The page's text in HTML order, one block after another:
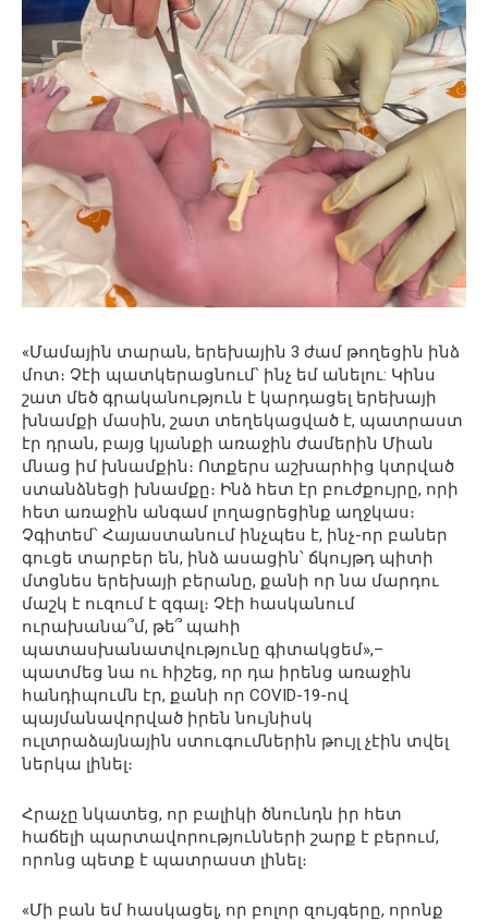
«Մամային տարան, երեխային 3 ժամ թողեցին ինձ
մոտ։ Չէի պատկերացնում՝ ինչ եմ անելու: Կինս
շատ մեծ գրականություն է կարդացել երեխայի
խնամքի մասին, շատ տեղեկացված է, պատրաստ
էր դրան, բայց կյանքի առաջին ժամերին Միան
մնաց իմ խնամքին։ Ոտքերս աշխարհից կտրված
ստանձնեցի խնամքը։ Ինձ հետ էր բուժքույրը, որի
հետ առաջին անգամ լողացրեցինք աղջկաս։
Չգիտեմ՝ Հայաստանում ինչպես է, ինչ-որ բաներ
գուցե տարբեր են, ինձ ասացին՝ ճկույթդ պիտի
մտցնես երեխայի բերանը, քանի որ նա մարդու
մաշկ է ուզում է զգալ։ Չէի հասկանում
ուրախանա՞մ, թե՞ պահի
պատասխանատվությունը գիտակցեմ»,–
պատմեց նա ու հիշեց, որ դա իրենց առաջին
հանդիպումն էր, քանի որ COVID-19-ով
պայմանավորված իրեն նույնիսկ
ուլտրաձայնային ստուգումներին թույլ չէին տվել
ներկա լինել։
Հրաչը նկատեց, որ բալիկի ծնունդն իր հետ
հաճելի պարտավորությունների շարք է բերում,
որոնց պետք է պատրաստ լինել։
«Մի բան եմ հասկացել, որ բոլոր զույգերը, որոնք